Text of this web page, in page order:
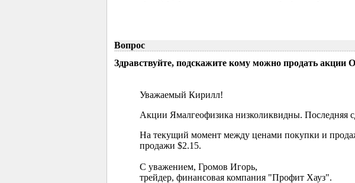
Вопрос
Здравствуйте, подскажите кому можно продать
Уважаемый Кирилл!
Акции Ямалгеофизика низколиквидны. Последняя
На текущий момент между ценами покупки и
продажи $2.15.
С уважением, Громов Игорь,
трейдер, финансовая компания "Профит Хауз".